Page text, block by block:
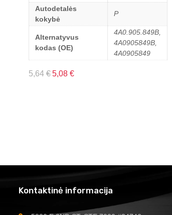
Autodetalės
kokybė
P
Alternatyvus
kodas (OE)
4A0.905.849B,
4A0905849B,
4A0905849
5,64 €5,08 €
Kontaktinė informacija